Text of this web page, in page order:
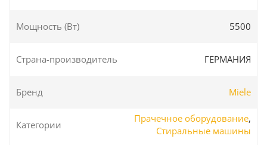
Мощность (Вт) 5500
Страна-производитель ГЕРМАНИЯ
Бренд Miele
Категории
Прачечное оборудование,
Стиральные машины